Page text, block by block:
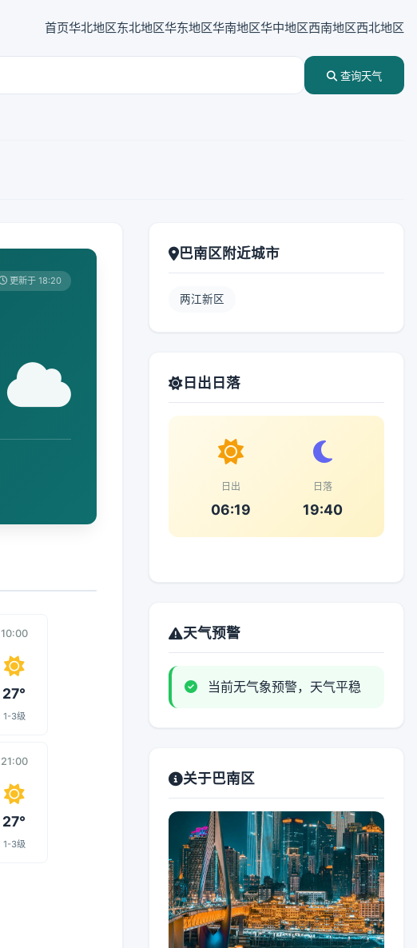
首页华北地区东北地区华东地区华南地区华中地区西南地区西北地区
查询天气
更新于 18:20
10:00
27°
1-3级
21:00
27°
1-3级
巴南区附近城市
两江新区
日出日落
日出
06:19
日落
19:40
天气预警
当前无气象预警，天气平稳
关于巴南区